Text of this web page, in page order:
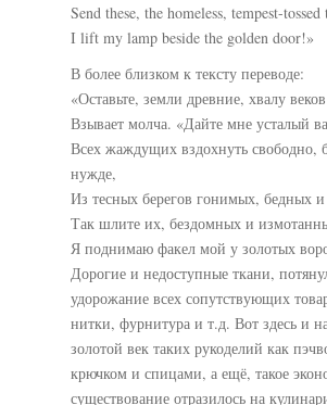
Send these, the homeless, tempest-tossed
I lift my lamp beside the golden door!»
В более близком к тексту переводе:
«Оставьте, земли древние, хвалу
Взывает молча. «Дайте мне усталый
Всех жаждущих вздохнуть свободно,
нужде,
Из тесных берегов гонимых, бедных и
Так шлите их, бездомных и
Я поднимаю факел мой у золотых
Дорогие и недоступные ткани,
удорожание всех сопутствующих
нитки, фурнитура и т.д. Вот здесь и
золотой век таких рукоделий как
крючком и спицами, а ещё, такое
существование отразилось на